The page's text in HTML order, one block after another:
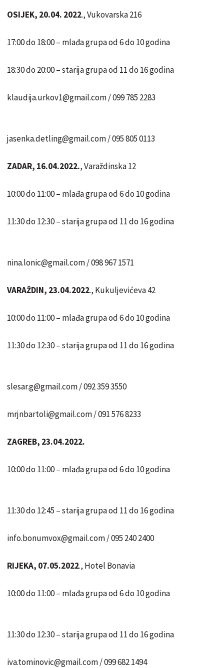
OSIJEK, 20.04. 2022., Vukovarska 216
17:00 do 18:00 – mlađa grupa od 6 do 10 godina
18:30 do 20:00 – starija grupa od 11 do 16 godina
klaudija.urkov1@gmail.com / 099 785 2283
jasenka.detling@gmail.com / 095 805 0113
ZADAR, 16.04.2022., Varaždinska 12
10:00 do 11:00 – mlađa grupa od 6 do 10 godina
11:30 do 12:30 – starija grupa od 11 do 16 godina
nina.lonic@gmail.com / 098 967 1571
VARAŽDIN, 23.04.2022., Kukuljevićeva 42
10:00 do 11:00 – mlađa grupa od 6 do 10 godina
11:30 do 12:30 – starija grupa od 11 do 16 godina
slesar.g@gmail.com / 092 359 3550
mrjnbartoli@gmail.com / 091 576 8233
ZAGREB, 23.04.2022.
10:00 do 11:00 – mlađa grupa od 6 do 10 godina
11:30 do 12:45 – starija grupa od 11 do 16 godina
info.bonumvox@gmail.com / 095 240 2400
RIJEKA, 07.05.2022., Hotel Bonavia
10:00 do 11:00 – mlađa grupa od 6 do 10 godina
11:30 do 12:30 – starija grupa od 11 do 16 godina
iva.tominovic@gmail.com / 099 682 1494